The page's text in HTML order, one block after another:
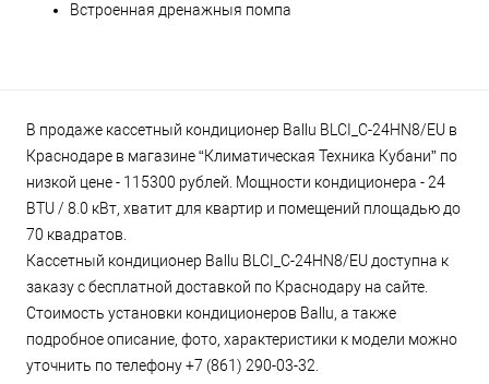
Встроенная дренажныя помпа
В продаже кассетный кондиционер Ballu BLCI_C-24HN8/EU в
Краснодаре в магазине “Климатическая Техника Кубани” по
низкой цене - 115300 рублей. Мощности кондиционера - 24
BTU / 8.0 кВт, хватит для квартир и помещений площадью до
70 квадратов.
Кассетный кондиционер Ballu BLCI_C-24HN8/EU доступна к
заказу с бесплатной доставкой по Краснодару на сайте.
Стоимость установки кондиционеров Ballu, а также
подробное описание, фото, характеристики к модели можно
уточнить по телефону +7 (861) 290-03-32.